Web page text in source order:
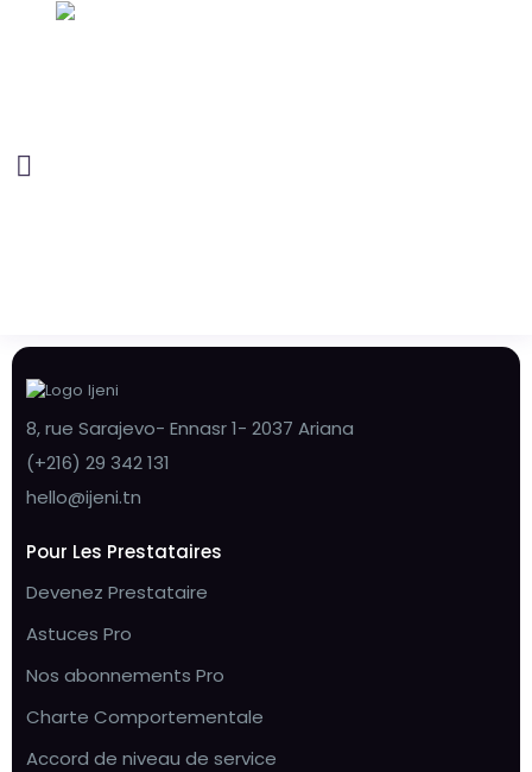
8, rue Sarajevo- Ennasr 1- 2037 Ariana
(+216) 29 342 131
hello@ijeni.tn
Pour Les Prestataires
Devenez Prestataire
Astuces Pro
Nos abonnements Pro
Charte Comportementale
Accord de niveau de service